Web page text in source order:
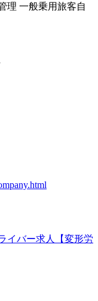
理 一般乗用旅客自
イバー求人【変形労